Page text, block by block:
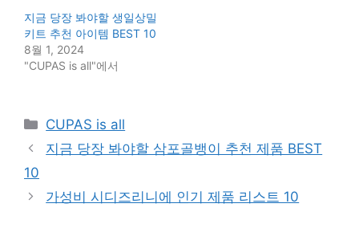
지금 당장 봐야할 생일상밀
키트 추천 아이템 BEST 10
8월 1, 2024
"CUPAS is all"에서
Categories
CUPAS is all
지금 당장 봐야할 삼포골뱅이 추천 제품 BEST
10
가성비 시디즈리니에 인기 제품 리스트 10